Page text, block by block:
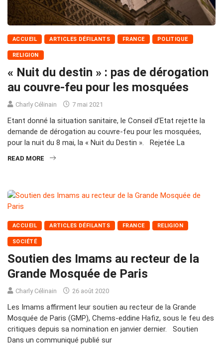
ACCUEIL ARTICLES DÉFILANTS FRANCE POLITIQUE
RELIGION
« Nuit du destin » : pas de dérogation
au couvre-feu pour les mosquées
Charly Célinain 7 mai 2021
Etant donné la situation sanitaire, le Conseil d’Etat rejette la
demande de dérogation au couvre-feu pour les mosquées,
pour la nuit du 8 mai, la « Nuit du Destin ». Rejetée La
READ MORE
ACCUEIL ARTICLES DÉFILANTS FRANCE RELIGION
SOCIÉTÉ
Soutien des Imams au recteur de la
Grande Mosquée de Paris
Charly Célinain 26 août 2020
Les Imams affirment leur soutien au recteur de la Grande
Mosquée de Paris (GMP), Chems-eddine Hafiz, sous le feu des
critiques depuis sa nomination en janvier dernier. Soutien
Dans un communiqué publié sur